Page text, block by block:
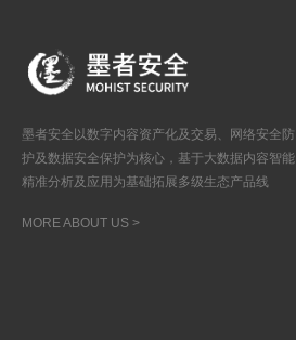
墨者安全以数字内容资产化及交易、网络安全防
护及数据安全保护为核心，基于大数据内容智能
精准分析及应用为基础拓展多级生态产品线
MORE ABOUT US >